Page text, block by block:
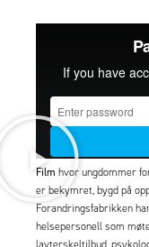
Film hvor ungdommer
er bekymret, bygd på
Forandringsfabrikken
helsepersonell som
lavterskeltilbud,